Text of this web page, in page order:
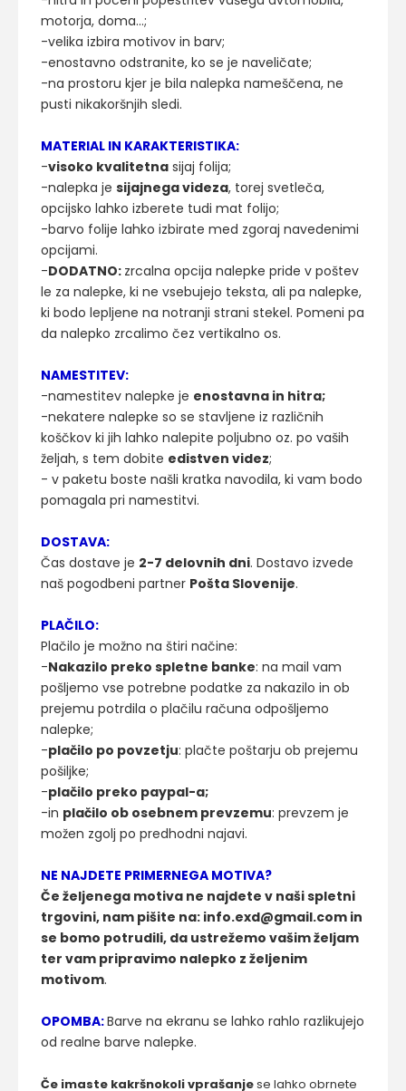
motorja, doma...;
-velika izbira motivov in barv;
-enostavno odstranite, ko se je naveličate;
-na prostoru kjer je bila nalepka nameščena, ne
pusti nikakoršnjih sledi.
MATERIAL IN KARAKTERISTIKA:
-visoko kvalitetna sijaj folija;
-nalepka je sijajnega videza, torej svetleča,
opcijsko lahko izberete tudi mat folijo;
-barvo folije lahko izbirate med zgoraj navedenimi
opcijami.
-DODATNO: zrcalna opcija nalepke pride v poštev
le za nalepke, ki ne vsebujejo teksta, ali pa nalepke,
ki bodo lepljene na notranji strani stekel. Pomeni pa
da nalepko zrcalimo čez vertikalno os.
NAMESTITEV:
-namestitev nalepke je enostavna in hitra;
-nekatere nalepke so se stavljene iz različnih
koščkov ki jih lahko nalepite poljubno oz. po vaših
željah, s tem dobite edistven videz;
- v paketu boste našli kratka navodila, ki vam bodo
pomagala pri namestitvi.
DOSTAVA:
Čas dostave je 2-7 delovnih dni. Dostavo izvede
naš pogodbeni partner Pošta Slovenije.
PLAČILO:
Plačilo je možno na štiri načine:
-Nakazilo preko spletne banke: na mail vam
pošljemo vse potrebne podatke za nakazilo in ob
prejemu potrdila o plačilu računa odpošljemo
nalepke;
-plačilo po povzetju: plačte poštarju ob prejemu
pošiljke;
-plačilo preko paypal-a;
-in plačilo ob osebnem prevzemu: prevzem je
možen zgolj po predhodni najavi.
NE NAJDETE PRIMERNEGA MOTIVA?
Če željenega motiva ne najdete v naši spletni
trgovini, nam pišite na: info.exd@gmail.com in
se bomo potrudili, da ustrežemo vašim željam
ter vam pripravimo nalepko z željenim
motivom.
OPOMBA:Barve na ekranu se lahko rahlo razlikujejo
od realne barve nalepke.
Če imaste kakršnokoli vprašanjese lahko obrnete